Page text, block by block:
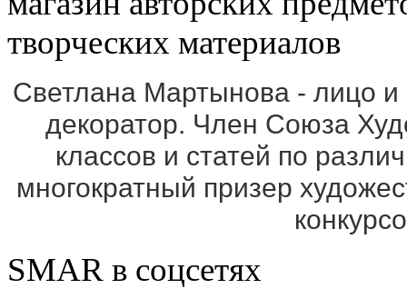
Светлана Мартынова - лицо
декоратор. Член Союза
классов и статей по
многократный призер
SMAR в соцсетях